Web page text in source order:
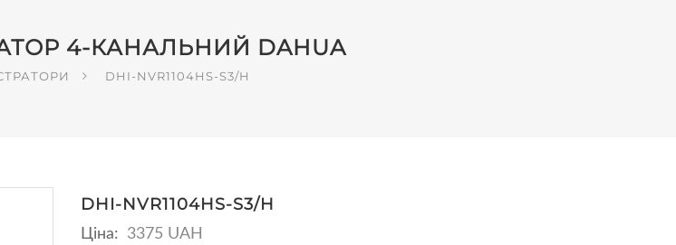
4-КАНАЛЬНИЙ DAHUA
DHI-NVR1104HS-S3/H
DHI-NVR1104HS-S3/H
Ціна:
3375 UAH